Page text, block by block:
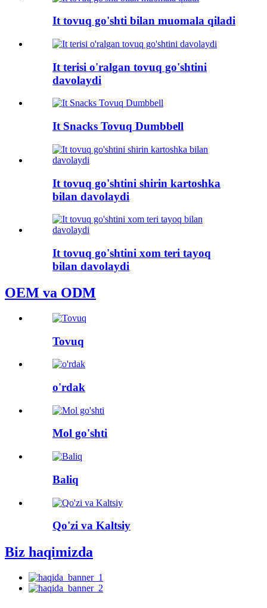
It tovuq go'shti bilan muomala qiladi
It terisi o'ralgan tovuq go'shtini
davolaydi
It Snacks Tovuq Dumbbell
It tovuq go'shtini shirin kartoshka
bilan davolaydi
It tovuq go'shtini xom teri tayoq
bilan davolaydi
OEM va ODM
Tovuq
o'rdak
Mol go'shti
Baliq
Qo'zi va Kaltsiy
Biz haqimizda